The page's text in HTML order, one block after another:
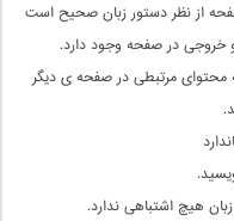
از نظر دستور زبان صحیح است
خروجی در صفحه وجود دارد.
محتوای مرتبطی در صفحه ی دیگر
هیچ اشتباهی ندارد.